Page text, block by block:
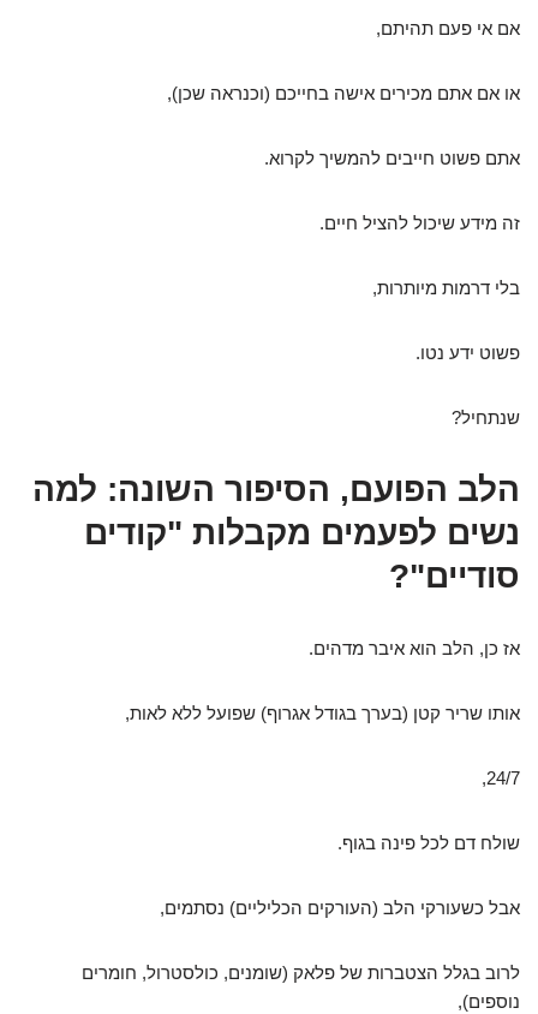
אם אי פעם תהיתם,
או אם אתם מכירים אישה בחייכם (וכנראה שכן),
אתם פשוט חייבים להמשיך לקרוא.
זה מידע שיכול להציל חיים.
בלי דרמות מיותרות,
פשוט ידע נטו.
שנתחיל?
הלב הפועם, הסיפור השונה: למה
נשים לפעמים מקבלות "קודים
סודיים"?
אז כן, הלב הוא איבר מדהים.
אותו שריר קטן (בערך בגודל אגרוף) שפועל ללא לאות,
24/7,
שולח דם לכל פינה בגוף.
אבל כשעורקי הלב (העורקים הכליליים) נסתמים,
לרוב בגלל הצטברות של פלאק (שומנים, כולסטרול, חומרים
נוספים),